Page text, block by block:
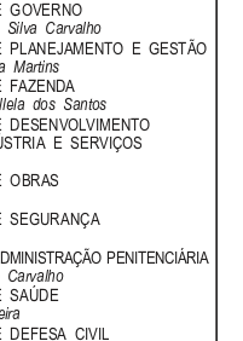
GOVERNO
Silva  Carvalho
PLANEJAMENTO  E  GESTÃO
Martins
FAZENDA
dos  Santos
DESENVOLVIMENTO
E  SERVIÇOS
OBRAS
SEGURANÇA
PENITENCIÁRIA
Carvalho
SAÚDE
DEFESA  CIVIL